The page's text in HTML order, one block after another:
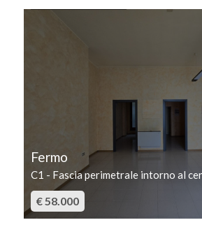
Fermo
C1 - Fascia perimetrale intorno al
€ 58.000